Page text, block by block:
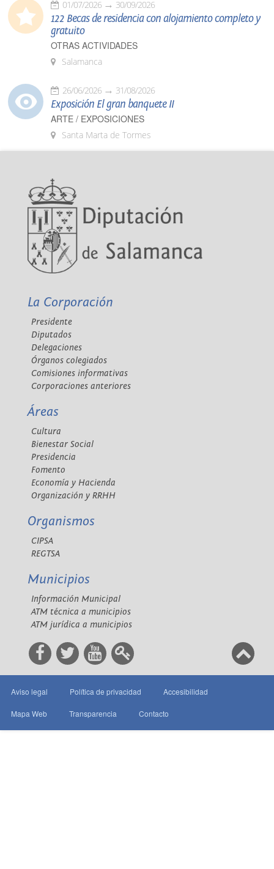
01/07/2026 30/09/2026
122 Becas de residencia con alojamiento completo y
gratuito
OTRAS ACTIVIDADES
Salamanca
26/06/2026 31/08/2026
Exposición El gran banquete II
ARTE / EXPOSICIONES
Santa Marta de Tormes
La Corporación
Presidente
Diputados
Delegaciones
Órganos colegiados
Comisiones informativas
Corporaciones anteriores
Áreas
Cultura
Bienestar Social
Presidencia
Fomento
Economía y Hacienda
Organización y RRHH
Organismos
CIPSA
REGTSA
Municipios
Información Municipal
ATM técnica a municipios
ATM jurídica a municipios
Aviso legal Política de privacidad Accesibilidad
Mapa Web Transparencia Contacto